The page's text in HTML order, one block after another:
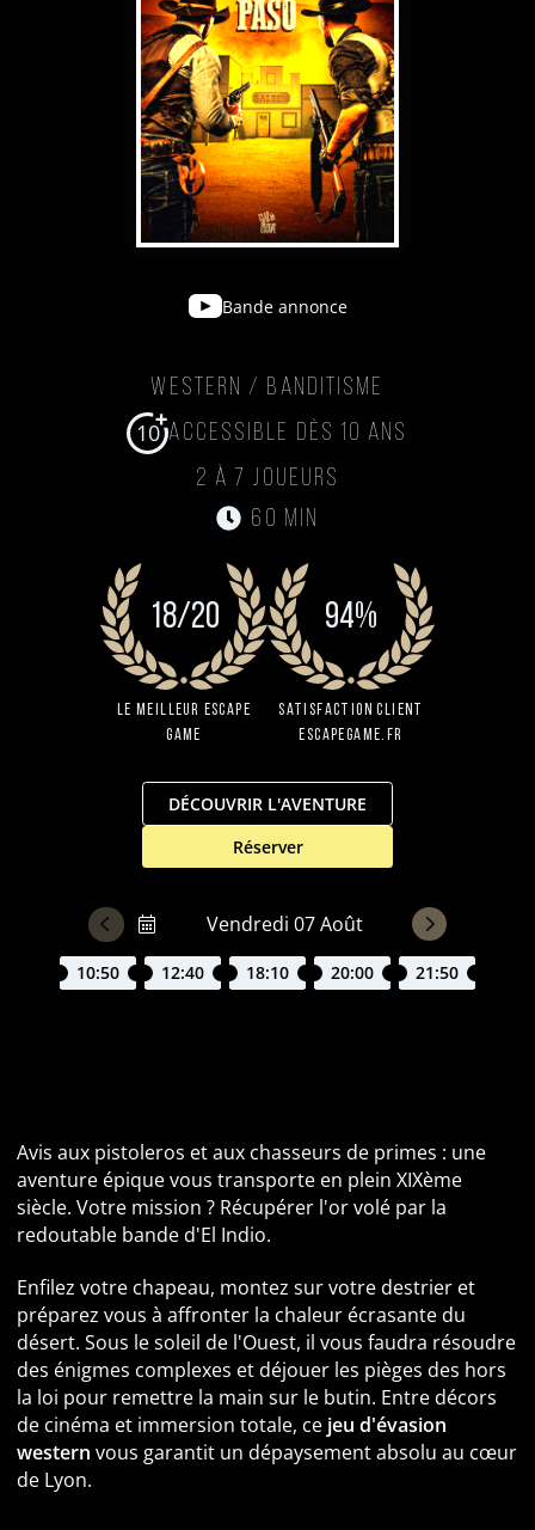
Bande annonce
Western / Banditisme
10 Accessible dès 10 ans
2 à 7 joueurs
60 min
18/20
Le Meilleur Escape
Game
94%
Satisfaction client
EscapeGame.fr
DÉCOUVRIR L'AVENTURE
Réserver
10:50 12:40 18:10 20:00 21:50
Avis aux pistoleros et aux chasseurs de primes : une
aventure épique vous transporte en plein XIXème
siècle. Votre mission ? Récupérer l'or volé par la
redoutable bande d'El Indio.
Enfilez votre chapeau, montez sur votre destrier et
préparez vous à affronter la chaleur écrasante du
désert. Sous le soleil de l'Ouest, il vous faudra résoudre
des énigmes complexes et déjouer les pièges des hors
la loi pour remettre la main sur le butin. Entre décors
de cinéma et immersion totale, ce jeu d'évasion
western vous garantit un dépaysement absolu au cœur
de Lyon.